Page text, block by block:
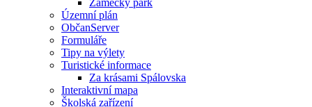
Zámecký park
Územní plán
ObčanServer
Formuláře
Tipy na výlety
Turistické informace
Za krásami Spálovska
Interaktivní mapa
Školská zařízení